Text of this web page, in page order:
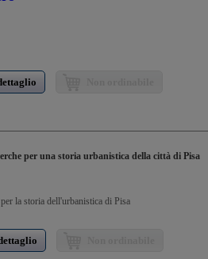
per una storia urbanistica della città di Pisa
la storia dell'urbanistica di Pisa